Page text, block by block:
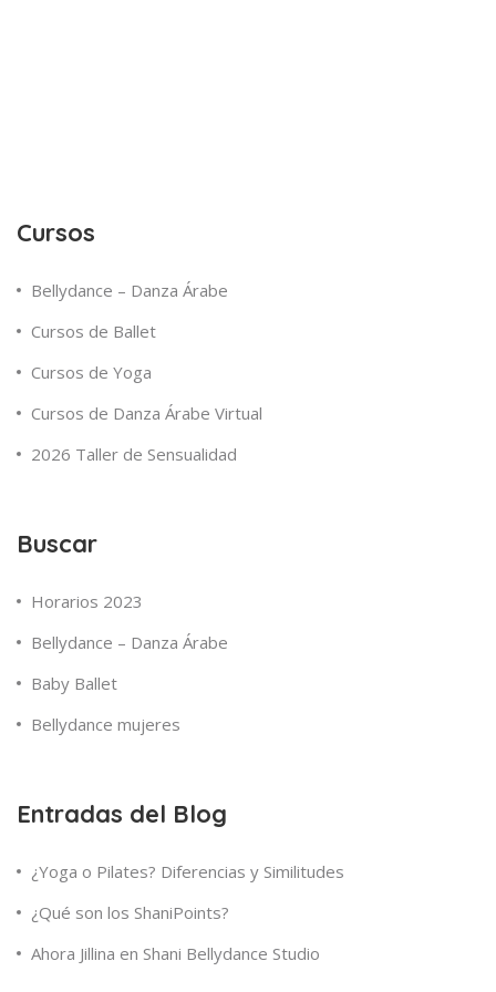
Cursos
Bellydance – Danza Árabe
Cursos de Ballet
Cursos de Yoga
Cursos de Danza Árabe Virtual
2026 Taller de Sensualidad
Buscar
Horarios 2023
Bellydance – Danza Árabe
Baby Ballet
Bellydance mujeres
Entradas del Blog
¿Yoga o Pilates? Diferencias y Similitudes
¿Qué son los ShaniPoints?
Ahora Jillina en Shani Bellydance Studio